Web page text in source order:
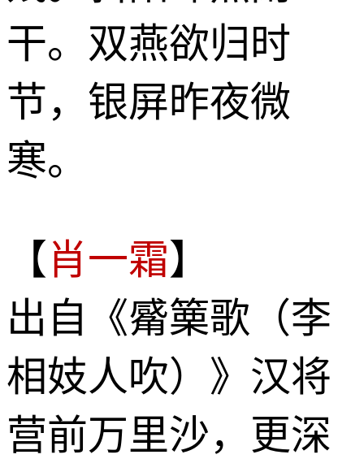
干。双燕欲归时
节，银屏昨夜微
寒。
【 肖一霜】
出自《觱篥歌（李
相妓人吹）》汉将
营前万里沙，更深